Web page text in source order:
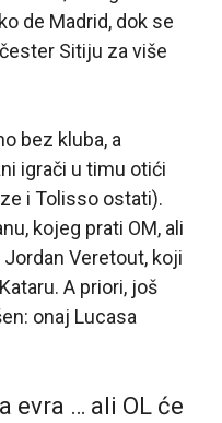
de Madrid, dok se
Sitiju za više
bez kluba, a
igrači u timu otići
i Tolisso ostati).
kojeg prati OM, ali
Veretout, koji
A priori, još
onaj Lucasa
evra … ali OL će